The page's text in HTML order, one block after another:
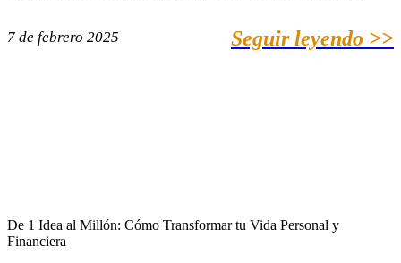
7 de febrero 2025 Seguir leyendo >>
De 1 Idea al Millón: Cómo Transformar tu Vida Personal y
Financiera